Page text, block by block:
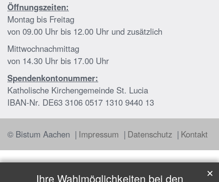
Öffnungszeiten:
Montag bis Freitag
von 09.00 Uhr bis 12.00 Uhr und zusätzlich
Mittwochnachmittag
von 14.30 Uhr bis 17.00 Uhr
Spendenkontonummer:
Katholische Kirchengemeinde St. Lucia
IBAN-Nr. DE63 3106 0517 1310 9440 13
© Bistum Aachen Impressum Datenschutz Kontakt
Ihre Wahlmöglichkeiten bei den
✕